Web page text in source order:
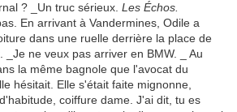
? _Un truc sérieux. Les Échos.
En arrivant à Vandermines, Odile a
dans une ruelle derrière la place de
_Je ne veux pas arriver en BMW. _ Au
la même bagnole que l'avocat du
hésitait. Elle s'était faite mignonne,
coiffure dame. J'ai dit, tu es